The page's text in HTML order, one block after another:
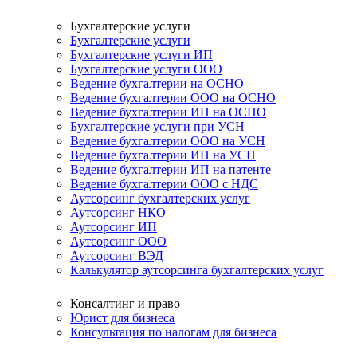
Бухгалтерские услуги
Бухгалтерские услуги
Бухгалтерские услуги ИП
Бухгалтерские услуги ООО
Ведение бухгалтерии на ОСНО
Ведение бухгалтерии ООО на ОСНО
Ведение бухгалтерии ИП на ОСНО
Бухгалтерские услуги при УСН
Ведение бухгалтерии ООО на УСН
Ведение бухгалтерии ИП на УСН
Ведение бухгалтерии ИП на патенте
Ведение бухгалтерии ООО с НДС
Аутсорсинг бухгалтерских услуг
Аутсорсинг НКО
Аутсорсинг ИП
Аутсорсинг ООО
Аутсорсинг ВЭД
Калькулятор аутсорсинга бухгалтерских услуг
Консалтинг и право
Юрист для бизнеса
Консультация по налогам для бизнеса